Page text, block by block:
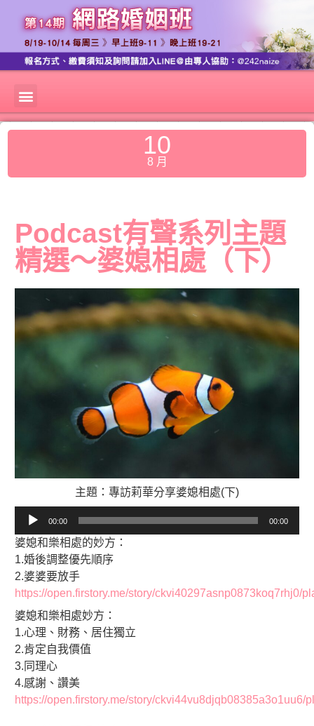
10
8 月
Podcast有聲系列主題
精選～婆媳相處（下）
主題：專訪莉華分享婆媳相處(下)
播
放
器
00:00 00:00
婆媳和樂相處的妙方：
1.婚後調整優先順序
2.婆婆要放手
https://open.firstory.me/story/ckvi40297asnp0873koq7rhj0/
婆媳和樂相處妙方：
1.心理、財務、居住獨立
2.肯定自我價值
3.同理心
4.感謝、讚美
https://open.firstory.me/story/ckvi44vu8djqb08385a3o1uu6/